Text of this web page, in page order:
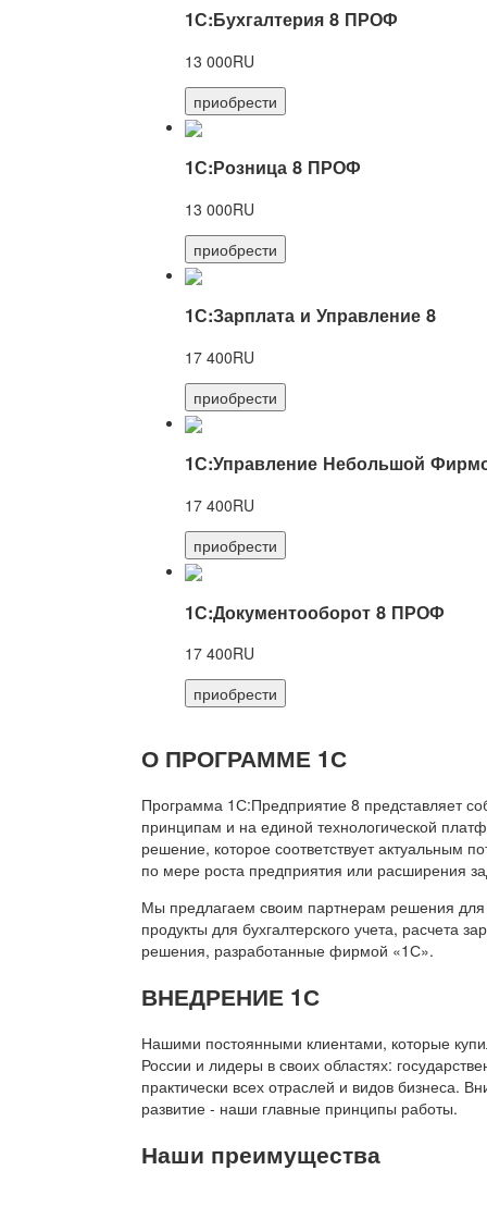
1С:Бухгалтерия 8 ПРОФ
13 000RU
приобрести
1С:Розница 8 ПРОФ
13 000RU
приобрести
1С:Зарплата и Управление 8
17 400RU
приобрести
1С:Управление Небольшой
17 400RU
приобрести
1С:Документооборот 8 ПРОФ
17 400RU
приобрести
О ПРОГРАММЕ 1С
Программа 1С:Предприятие 8 представляет
принципам и на единой технологической
решение, которое соответствует актуальным
по мере роста предприятия или расширения
Мы предлагаем своим партнерам решения для
продукты для бухгалтерского учета, расчета
решения, разработанные фирмой «1С».
ВНЕДРЕНИЕ 1С
Нашими постоянными клиентами, которые
России и лидеры в своих областях:
практически всех отраслей и видов бизнеса.
развитие - наши главные принципы работы.
Наши преимущества